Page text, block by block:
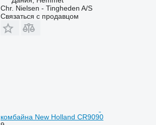
Chr. Nielsen - Tingheden A/S
Связаться с продавцом
комбайна New Holland CR9090